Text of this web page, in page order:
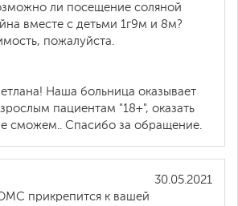
ли посещение соляной
вместе с детьми 1г9м и 8м?
пожалуйста.
Наша больница оказывает
пациентам "18+", оказать
сможем.. Спасибо за обращение.
30.05.2021
прикрепится к вашей